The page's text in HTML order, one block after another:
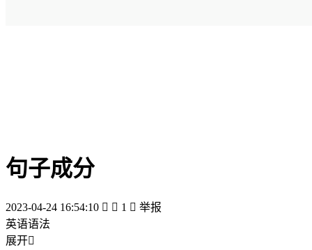
句子成分
2023-04-24 16:54:10   1  举报
英语语法
展开